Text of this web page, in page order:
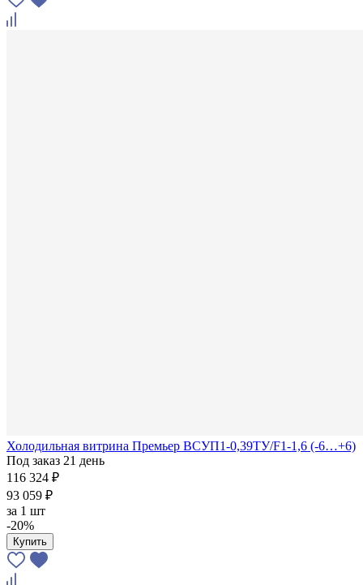
Холодильная витрина Премьер ВСУП1-0,39ТУ/F1-1,6 (-6…+6)
Под заказ 21 день
116 324 ₽
93 059 ₽
за 1 шт
-20%
Купить